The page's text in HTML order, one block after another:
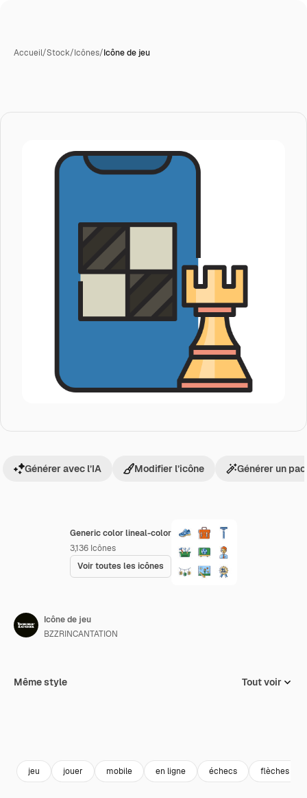
Accueil/Stock/Icônes/Icône de jeu
Generic color lineal-color
3,136 Icônes
Voir toutes les icônes
Générer avec l’IA Modifier l’icône Générer un
Icône de jeu
BZZRINCANTATION
Même style Tout voir
jeu jouer mobile en ligne échecs flèches